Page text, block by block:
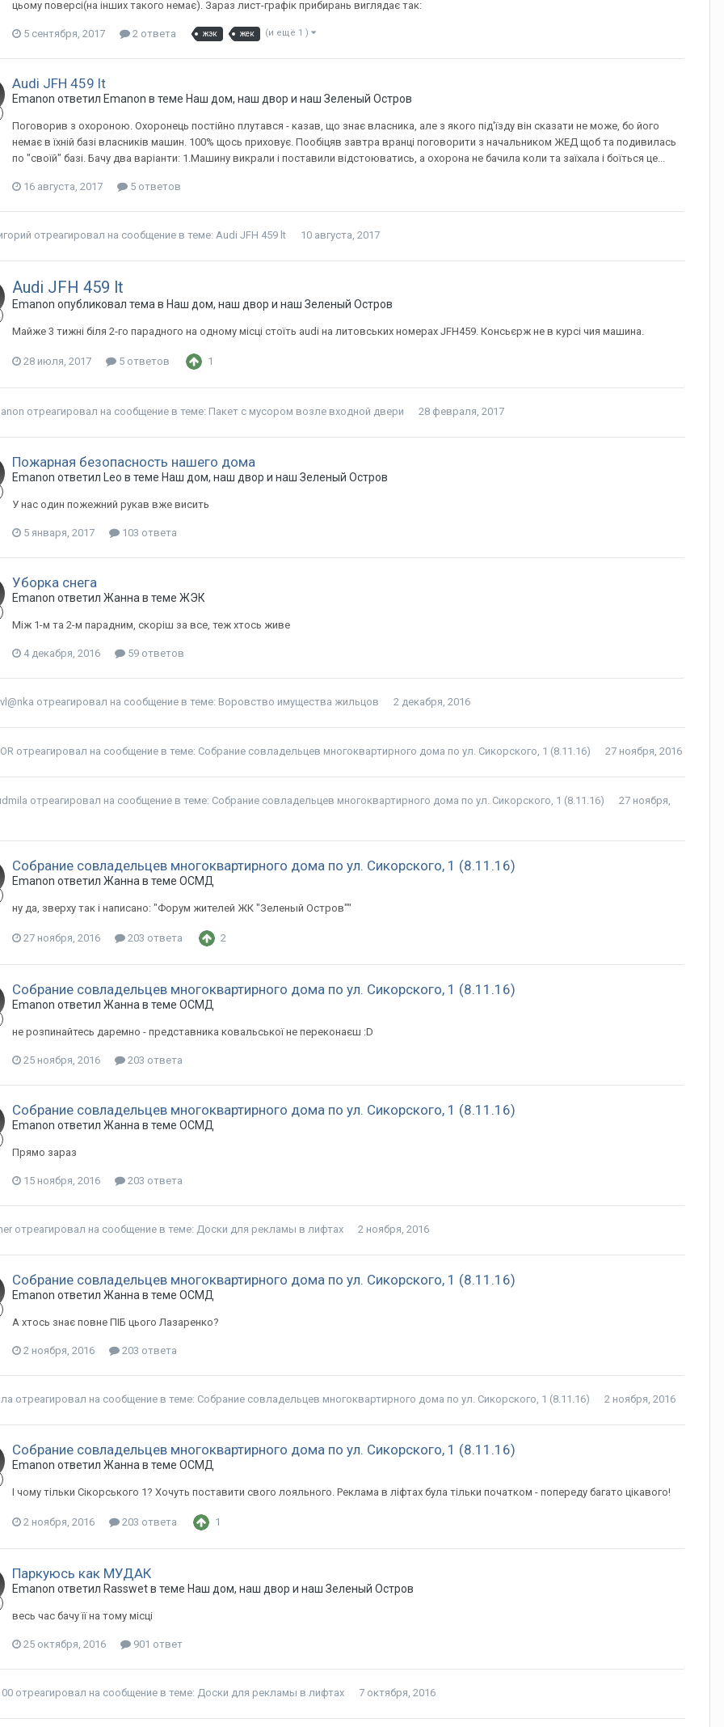
цьому поверсі(на інших такого немає). Зараз лист-графік прибирань виглядає так:
5 сентября, 2017 2 ответа жэк жек (и ещё 1 )
Audi JFH 459 lt
Emanon ответил Emanon в теме Наш дом, наш двор и наш Зеленый Остров
Поговорив з охороною. Охоронець постійно плутався - казав, що знає власника, але з якого під'їзду він сказати не може, бо його
немає в їхній базі власників машин. 100% щось приховує. Пообіцяв завтра вранці поговорити з начальником ЖЕД щоб та подивилась
по "своїй" базі. Бачу два варіанти: 1.Машину викрали і поставили відстоюватись, а охорона не бачила коли та заїхала і боїться це...
16 августа, 2017 5 ответов
отреагировал на сообщение в теме: Audi JFH 459 lt 10 августа, 2017
Audi JFH 459 lt
Emanon опубликовал тема в Наш дом, наш двор и наш Зеленый Остров
Майже 3 тижні біля 2-го парадного на одному місці стоїть audi на литовських номерах JFH459. Консьєрж не в курсі чия машина.
28 июля, 2017 5 ответов 1
отреагировал на сообщение в теме: Пакет с мусором возле входной двери 28 февраля, 2017
Пожарная безопасность нашего дома
Emanon ответил Leo в теме Наш дом, наш двор и наш Зеленый Остров
У нас один пожежний рукав вже висить
5 января, 2017 103 ответа
Уборка снега
Emanon ответил Жанна в теме ЖЭК
Між 1-м та 2-м парадним, скоріш за все, теж хтось живе
4 декабря, 2016 59 ответов
отреагировал на сообщение в теме: Воровство имущества жильцов 2 декабря, 2016
отреагировал на сообщение в теме: Собрание совладельцев многоквартирного дома по ул. Сикорского, 1 (8.11.16) 27 ноября, 2016
отреагировал на сообщение в теме: Собрание совладельцев многоквартирного дома по ул. Сикорского, 1 (8.11.16) 27 ноября,
Собрание совладельцев многоквартирного дома по ул. Сикорского, 1 (8.11.16)
Emanon ответил Жанна в теме ОСМД
ну да, зверху так і написано: "Форум жителей ЖК "Зеленый Остров""
27 ноября, 2016 203 ответа 2
Собрание совладельцев многоквартирного дома по ул. Сикорского, 1 (8.11.16)
Emanon ответил Жанна в теме ОСМД
не розпинайтесь даремно - представника ковальської не переконаєш :D
25 ноября, 2016 203 ответа
Собрание совладельцев многоквартирного дома по ул. Сикорского, 1 (8.11.16)
Emanon ответил Жанна в теме ОСМД
Прямо зараз
15 ноября, 2016 203 ответа
отреагировал на сообщение в теме: Доски для рекламы в лифтах 2 ноября, 2016
Собрание совладельцев многоквартирного дома по ул. Сикорского, 1 (8.11.16)
Emanon ответил Жанна в теме ОСМД
А хтось знає повне ПІБ цього Лазаренко?
2 ноября, 2016 203 ответа
отреагировал на сообщение в теме: Собрание совладельцев многоквартирного дома по ул. Сикорского, 1 (8.11.16) 2 ноября, 2016
Собрание совладельцев многоквартирного дома по ул. Сикорского, 1 (8.11.16)
Emanon ответил Жанна в теме ОСМД
І чому тільки Сікорського 1? Хочуть поставити свого лояльного. Реклама в ліфтах була тільки початком - попереду багато цікавого!
2 ноября, 2016 203 ответа 1
Паркуюсь как МУДАК
Emanon ответил Rasswet в теме Наш дом, наш двор и наш Зеленый Остров
весь час бачу її на тому місці
25 октября, 2016 901 ответ
отреагировал на сообщение в теме: Доски для рекламы в лифтах 7 октября, 2016